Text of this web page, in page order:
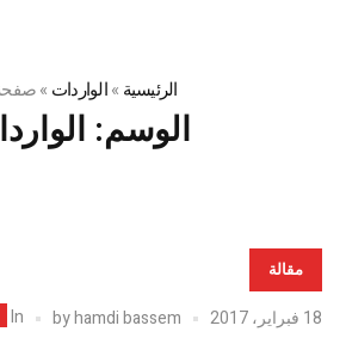
الرئيسية »الواردات »
الوسم:
مقالة
18 فبراير، 2017 byhamdi bassem
In